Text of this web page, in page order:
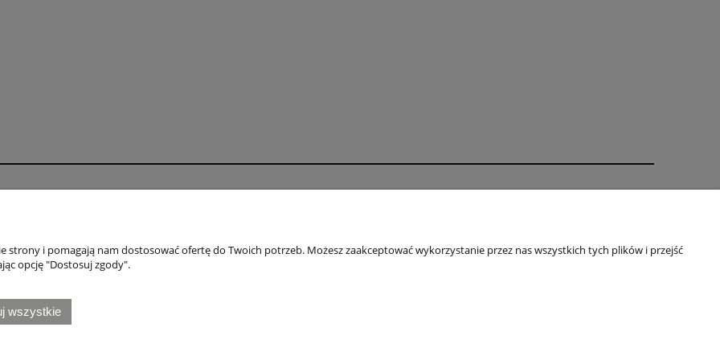
Numery kont bankowych
Indywidualny projekt
strony i pomagają nam dostosować ofertę do Twoich potrzeb. Możesz zaakceptować wykorzystanie przez nas wszystkich tych plików i przejść
opcję "Dostosuj zgody".
wszystkie